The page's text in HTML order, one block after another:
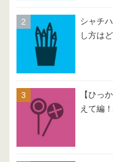
シャチ
し方は
【ひっ
えて編